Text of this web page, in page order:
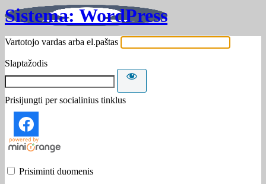
Sistema: WordPress
Vartotojo vardas arba el.paštas
Slaptažodis
Prisijungti per socialinius tinklus
Prisiminti duomenis